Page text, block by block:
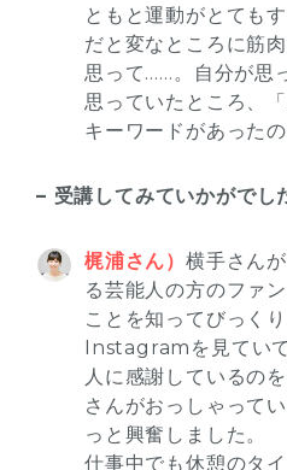
ともと運動がとても
だと変なところに筋
思って……。自分が思
思っていたところ、
キーワードがあった
– 受講してみていかがでし
梶浦さん） 横手さん
る芸能人の方のファ
ことを知ってびっく
Instagramを見てい
人に感謝しているの
さんがおっしゃって
っと興奮しました。
仕事中でも休憩のタ